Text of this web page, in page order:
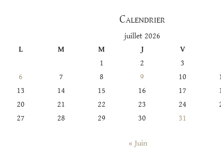
Calendrier
juillet 2026
L
M M J
V
1
2
3
6
7 8 9 10
13
14 15 16 17
20
21 22 23 24
27
28 29 30 31
« Juin